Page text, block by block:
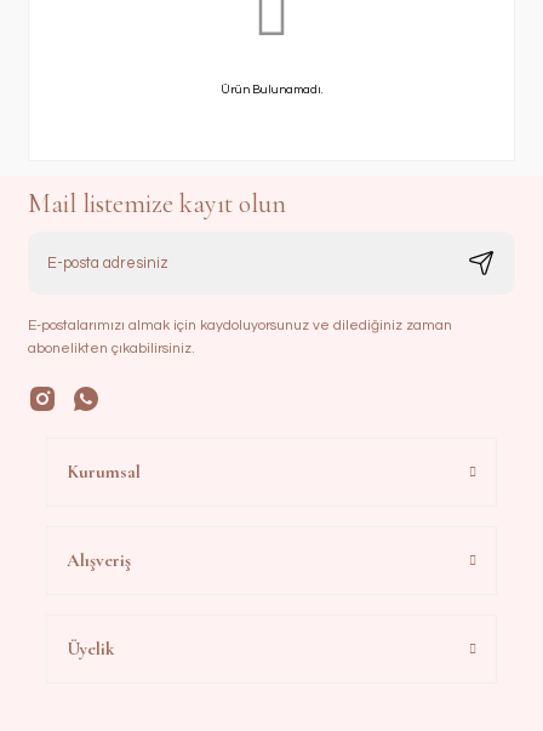
Ürün Bulunamadı.
Mail listemize kayıt olun
E-postalarımızı almak için kaydoluyorsunuz ve dilediğiniz zaman
abonelikten çıkabilirsiniz.
Kurumsal
Alışveriş
Üyelik